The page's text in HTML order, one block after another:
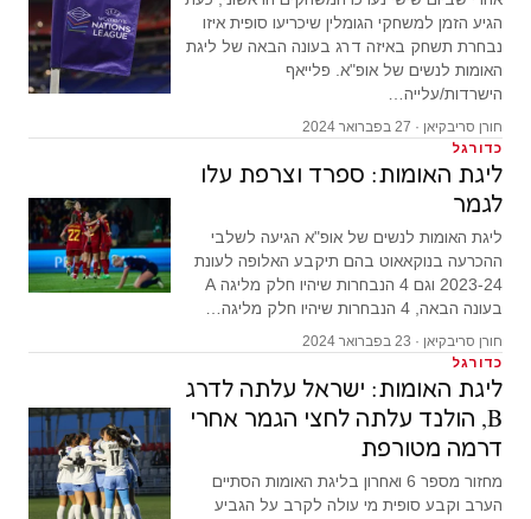
הגיע הזמן למשחקי הגומלין שיכריעו סופית איזו
נבחרת תשחק באיזה דרג בעונה הבאה של ליגת
האומות לנשים של אופ"א. פלייאף
הישרדות/עלייה…
חורן סריבקיאן · 27 בפברואר 2024
כדורגל
ליגת האומות: ספרד וצרפת עלו
לגמר
ליגת האומות לנשים של אופ"א הגיעה לשלבי
ההכרעה בנוקאאוט בהם תיקבע האלופה לעונת
2023-24 וגם 4 הנבחרות שיהיו חלק מליגה A
בעונה הבאה, 4 הנבחרות שיהיו חלק מליגה…
חורן סריבקיאן · 23 בפברואר 2024
כדורגל
ליגת האומות: ישראל עלתה לדרג
B, הולנד עלתה לחצי הגמר אחרי
דרמה מטורפת
מחזור מספר 6 ואחרון בליגת האומות הסתיים
הערב וקבע סופית מי עולה לקרב על הגביע